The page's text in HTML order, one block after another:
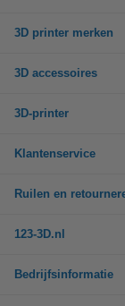
3D printer merken
3D accessoires
3D-printer
Klantenservice
Ruilen en
123-3D.nl
Bedrijfsinformatie